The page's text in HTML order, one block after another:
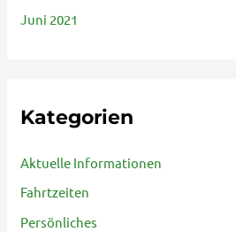
Juni 2021
Kategorien
Aktuelle Informationen
Fahrtzeiten
Persönliches